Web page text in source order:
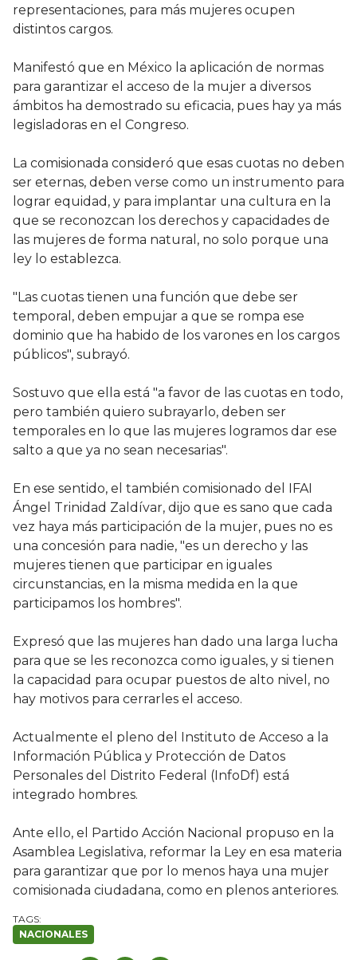
representaciones, para más mujeres ocupen
distintos cargos.
Manifestó que en México la aplicación de normas
para garantizar el acceso de la mujer a diversos
ámbitos ha demostrado su eficacia, pues hay ya más
legisladoras en el Congreso.
La comisionada consideró que esas cuotas no deben
ser eternas, deben verse como un instrumento para
lograr equidad, y para implantar una cultura en la
que se reconozcan los derechos y capacidades de
las mujeres de forma natural, no solo porque una
ley lo establezca.
"Las cuotas tienen una función que debe ser
temporal, deben empujar a que se rompa ese
dominio que ha habido de los varones en los cargos
públicos", subrayó.
Sostuvo que ella está "a favor de las cuotas en todo,
pero también quiero subrayarlo, deben ser
temporales en lo que las mujeres logramos dar ese
salto a que ya no sean necesarias".
En ese sentido, el también comisionado del IFAI
Ángel Trinidad Zaldívar, dijo que es sano que cada
vez haya más participación de la mujer, pues no es
una concesión para nadie, "es un derecho y las
mujeres tienen que participar en iguales
circunstancias, en la misma medida en la que
participamos los hombres".
Expresó que las mujeres han dado una larga lucha
para que se les reconozca como iguales, y si tienen
la capacidad para ocupar puestos de alto nivel, no
hay motivos para cerrarles el acceso.
Actualmente el pleno del Instituto de Acceso a la
Información Pública y Protección de Datos
Personales del Distrito Federal (InfoDf) está
integrado hombres.
Ante ello, el Partido Acción Nacional propuso en la
Asamblea Legislativa, reformar la Ley en esa materia
para garantizar que por lo menos haya una mujer
comisionada ciudadana, como en plenos anteriores.
NACIONALES